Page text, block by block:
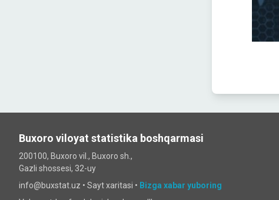
Buxoro viloyat statistika boshqarmasi
200100, Buxoro vil., Buxoro sh.,
Gazli shossesi, 32-uy
info@buxstat.uz • Sayt xaritasi • Bizga xabar yuboring